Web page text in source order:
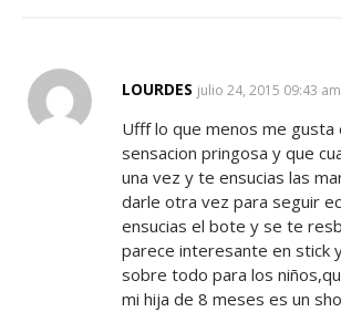
LOURDES SAYS:
julio 24, 2015 09:43 am
Ufff lo que menos me gusta
sensacion pringosa y que
una vez y te ensucias las
darle otra vez para seguir
ensucias el bote y se te
parece interesante en stick
sobre todo para los
mi hija de 8 meses es un